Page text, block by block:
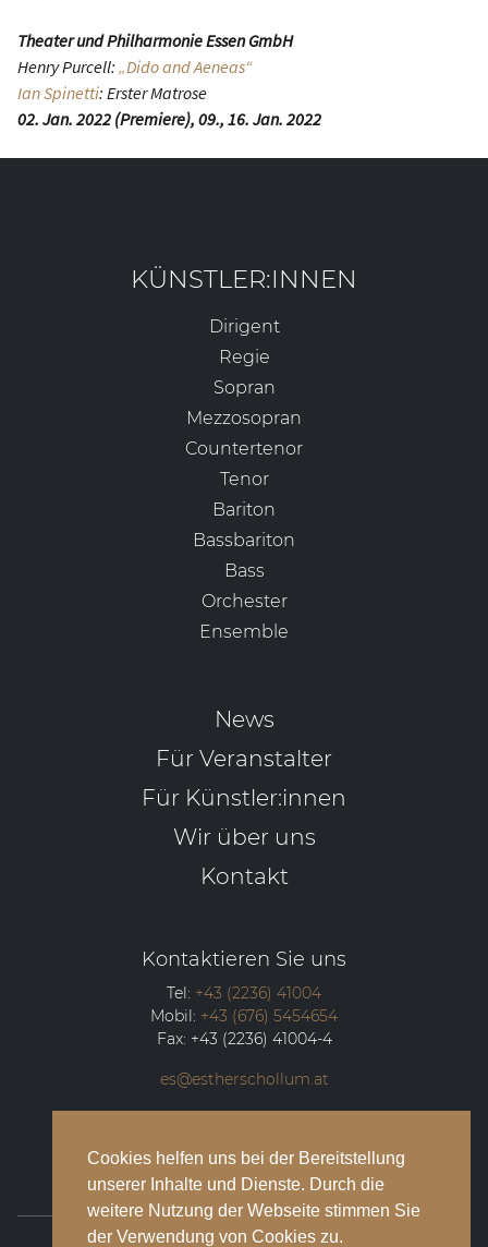
Cookies helfen uns bei der Bereitstellung
unserer Inhalte und Dienste. Durch die
weitere Nutzung der Webseite stimmen Sie
der Verwendung von Cookies zu.
Theater und Philharmonie Essen GmbH
Henry Purcell: „Dido and Aeneas“
Ian Spinetti: Erster Matrose
02. Jan. 2022 (Premiere), 09., 16. Jan. 2022
KÜNSTLER:INNEN
Dirigent
Regie
Sopran
Mezzosopran
Countertenor
Tenor
Bariton
Bassbariton
Bass
Orchester
Ensemble
News
Für Veranstalter
Für Künstler:innen
Wir über uns
Kontakt
Kontaktieren Sie uns
Tel: +43 (2236) 41004
Mobil: +43 (676) 5454654
Fax: +43 (2236) 41004-4
es@estherschollum.at
2340 Mödling